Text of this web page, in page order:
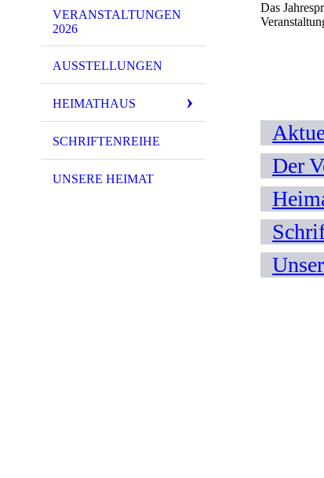
VERANSTALTUNGEN
2026
AUSSTELLUNGEN
HEIMATHAUS
SCHRIFTENREIHE
UNSERE HEIMAT
Das
Der